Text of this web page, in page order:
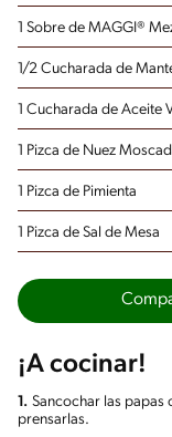
1 Sobre de MAGGI®
1/2 Cucharada de
1 Cucharada de Aceite
1 Pizca de Nuez
1 Pizca de Pimienta
1 Pizca de Sal de Mesa
¡A cocinar!
1. Sancochar las papas
prensarlas.